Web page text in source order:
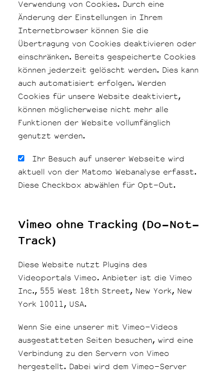
Verwendung von Cookies. Durch eine
Änderung der Einstellungen in Ihrem
Internetbrowser können Sie die
Übertragung von Cookies deaktivieren oder
einschränken. Bereits gespeicherte Cookies
können jederzeit gelöscht werden. Dies kann
auch automatisiert erfolgen. Werden
Cookies für unsere Website deaktiviert,
können möglicherweise nicht mehr alle
Funktionen der Website vollumfänglich
genutzt werden.
Ihr Besuch auf unserer Webseite wird
aktuell von der Matomo Webanalyse erfasst.
Diese Checkbox abwählen für Opt-Out.
Vimeo ohne Tracking (Do-Not-
Track)
Diese Website nutzt Plugins des
Videoportals Vimeo. Anbieter ist die Vimeo
Inc., 555 West 18th Street, New York, New
York 10011, USA.
Wenn Sie eine unserer mit Vimeo-Videos
ausgestatteten Seiten besuchen, wird eine
Verbindung zu den Servern von Vimeo
hergestellt. Dabei wird dem Vimeo-Server